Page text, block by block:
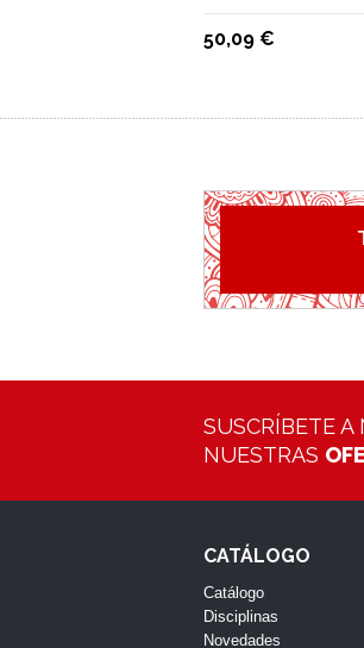
50,09 €
SUSCRÍBETE A
NUESTRAS
CATÁLOGO
Catálogo
Disciplinas
Novedades